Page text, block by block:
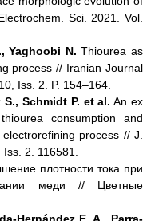
Sci. 2021. Vol.
Yaghoobi N. Thiourea as
process // Iranian Journal
Iss. 2. P. 154–164.
Schmidt P. et al. An ex
consumption and
process // J.
2. 116581.
плотности тока при
меди // Цветные
Hernández E. A., Parra-